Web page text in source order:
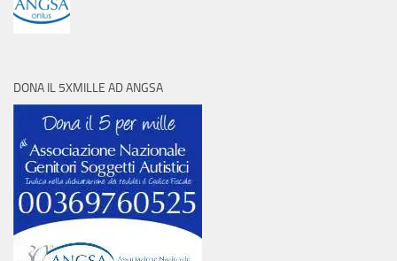
DONA IL 5XMILLE AD ANGSA